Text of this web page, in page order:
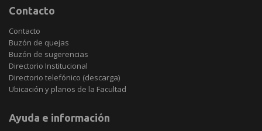
Contacto
Contacto
Buzón de quejas
Buzón de sugerencias
Directorio Institucional
Directorio telefónico (descarga)
Ubicación y planos de la Facultad
Ayuda e información